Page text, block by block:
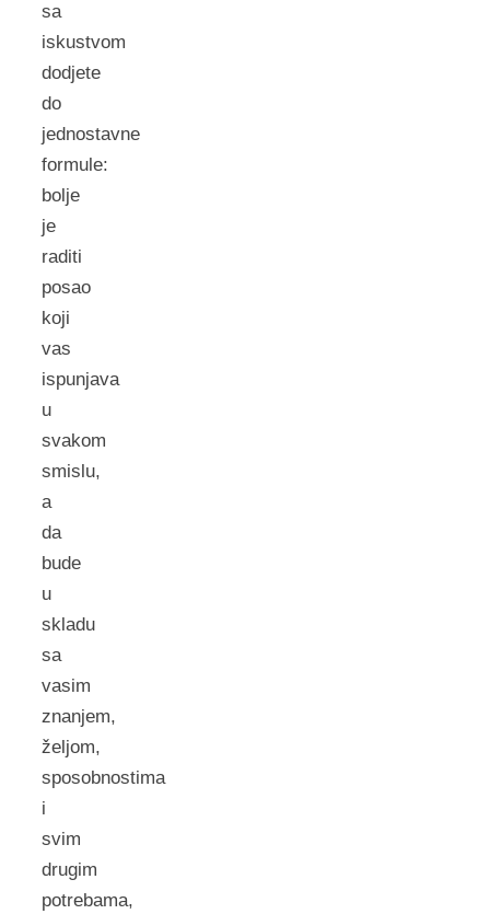
sa
iskustvom
dodjete
do
jednostavne
formule:
bolje
je
raditi
posao
koji
vas
ispunjava
u
svakom
smislu,
a
da
bude
u
skladu
sa
vasim
znanjem,
željom,
sposobnostima
i
svim
drugim
potrebama,